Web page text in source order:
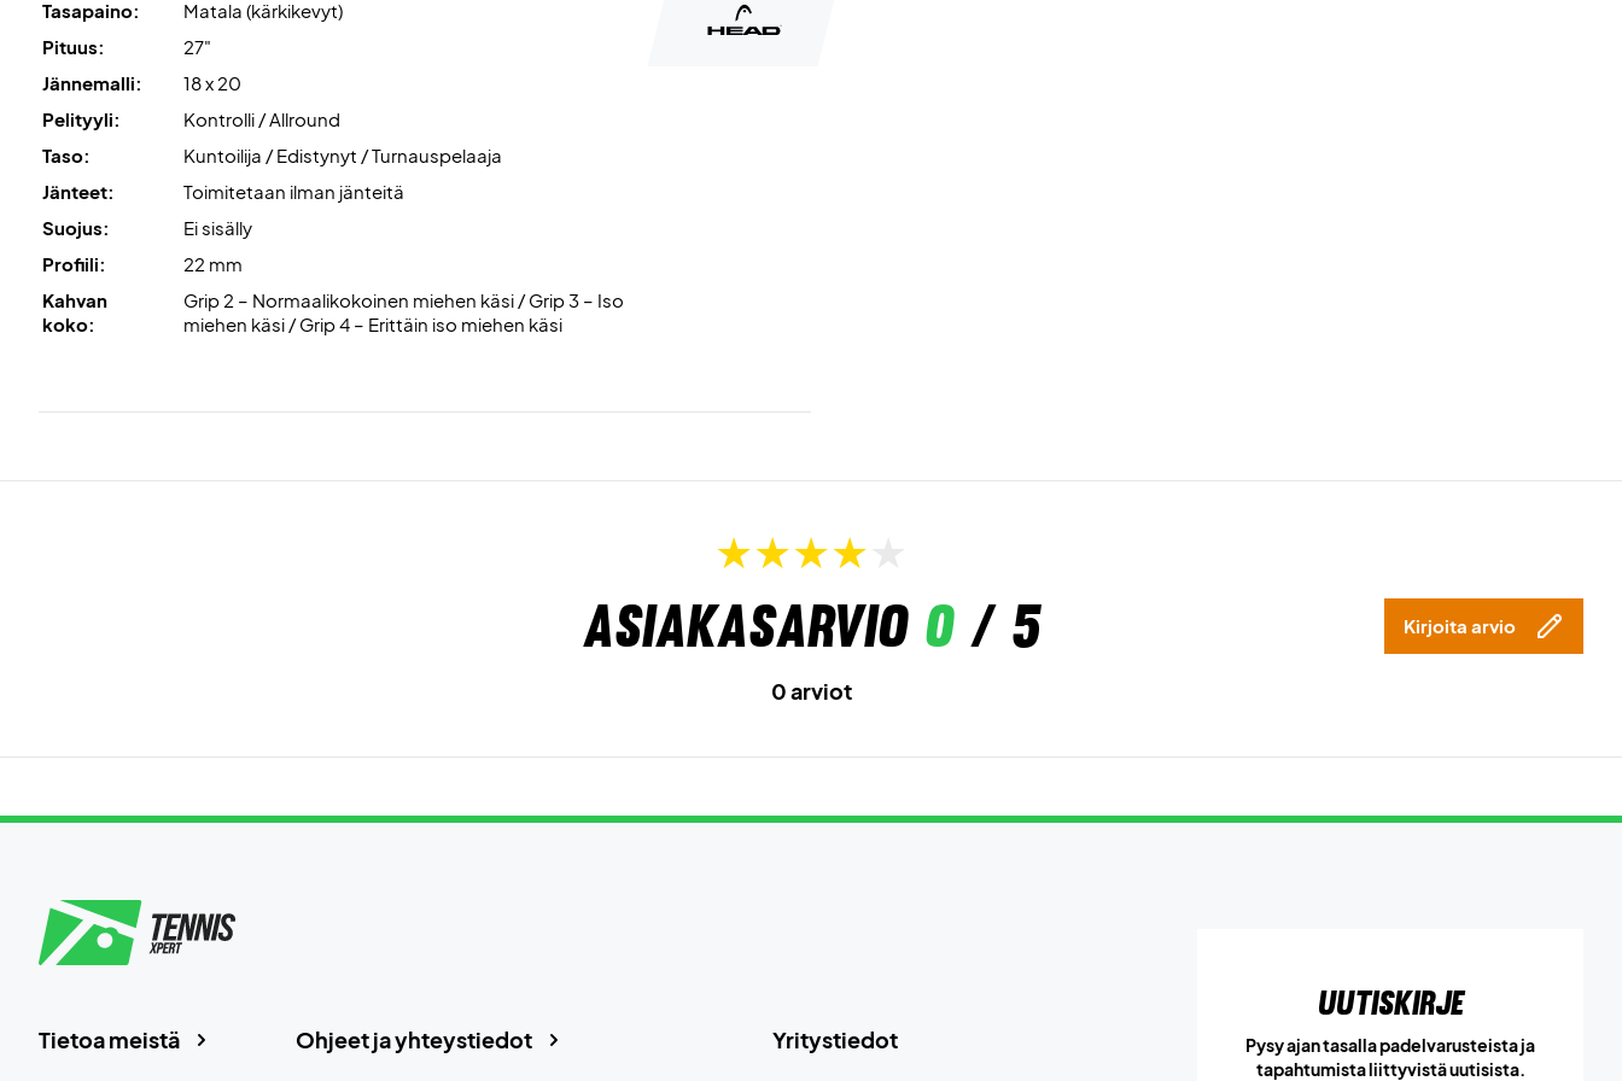
Tasapaino:
Matala (kärkikevyt)
Pituus:
27"
Jännemalli:
18 x 20
Pelityyli:
Kontrolli / Allround
Taso:
Kuntoilija / Edistynyt / Turnauspelaaja
Jänteet:
Toimitetaan ilman jänteitä
Suojus:
Ei sisälly
Profiili:
22 mm
Kahvan
koko:
Grip 2 – Normaalikokoinen miehen käsi / Grip 3 – Iso
miehen käsi / Grip 4 – Erittäin iso miehen käsi
Asiakasarvio 0/ 5 Kirjoita arvio
0 arviot
Yritystiedot
Ohjeet ja yhteystiedot
Tietoa meistä
Uutiskirje
Pysy ajan tasalla padelvarusteista ja
tapahtumista liittyvistä uutisista.